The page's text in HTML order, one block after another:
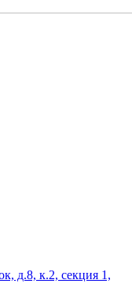
д.8, к.2, секция 1,